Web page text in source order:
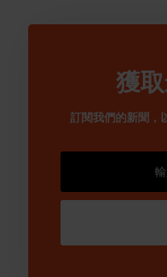
獲
訂閱我們的新聞，